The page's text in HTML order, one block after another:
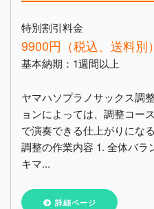
特別割引料金
9900円（税込、送料別）
基本納期：1週間以上
ヤマハソプラノサックス調
ョンによっては、調整コー
で演奏できる仕上がりにな
調整の作業内容 1. 全体バラ
キマ...
詳細ページ